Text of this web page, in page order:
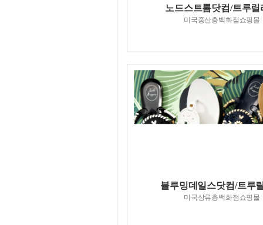
노드스트롬닷컴/트루릴
미국중산층백화점쇼핑몰
블루밍데일스닷컴/트루릴리전
미국상류층백화점쇼핑몰